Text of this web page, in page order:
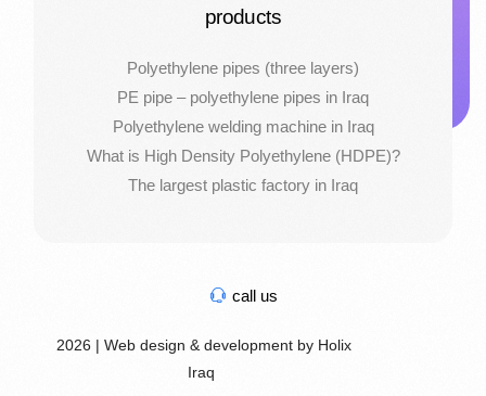
products
Polyethylene pipes (three layers)
PE pipe – polyethylene pipes in Iraq
Polyethylene welding machine in Iraq
What is High Density Polyethylene (HDPE)?
The largest plastic factory in Iraq
call us
2026 | Web design & development by Holix
Iraq